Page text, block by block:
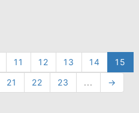
11 12 13 14
15
21 22 23 ... →